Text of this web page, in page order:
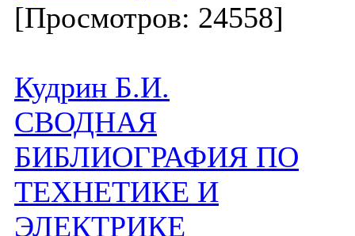
[Просмотров: 24558]
Кудрин Б.И.
СВОДНАЯ
БИБЛИОГРАФИЯ ПО
ТЕХНЕТИКЕ И
ЭЛЕКТРИКЕ